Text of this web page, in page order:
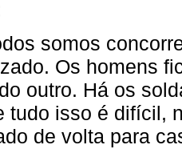
somos
Os homens
outro. Há os
tudo isso é difícil,
de volta para